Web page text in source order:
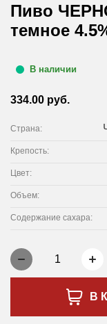
Пиво
темное
В наличии
334.00 руб.
Страна:
Крепость:
Цвет:
Объем:
Содержание сахара:
1
В